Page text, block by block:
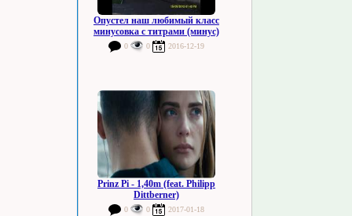
Опустел наш любимый класс
минусовка с титрами (минус)
0 0 2016-12-19
Prinz Pi - 1,40m (feat. Philipp
Dittberner)
0 0 2017-01-18